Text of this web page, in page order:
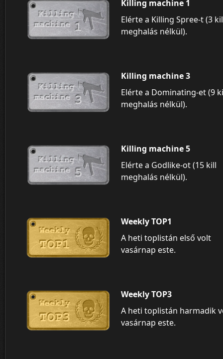
Killing machine 1
Elérte a Killing Spree-t (3
meghalás nélkül).
Killing machine 3
Elérte a Dominating-et (9
meghalás nélkül).
Killing machine 5
Elérte a Godlike-ot (15 kill
meghalás nélkül).
Weekly TOP1
A heti toplistán első volt
vasárnap este.
Weekly TOP3
A heti toplistán harmadik
vasárnap este.